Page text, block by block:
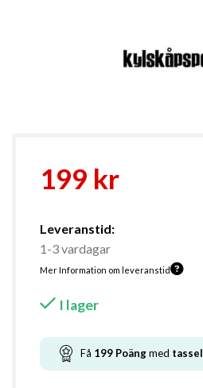
199 kr
Leveranstid:
1-3 vardagar
Mer Information om leveranstid
I lager
Få 199 Poängmed tassel